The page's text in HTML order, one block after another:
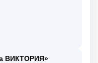
ВИКТОРИЯ»